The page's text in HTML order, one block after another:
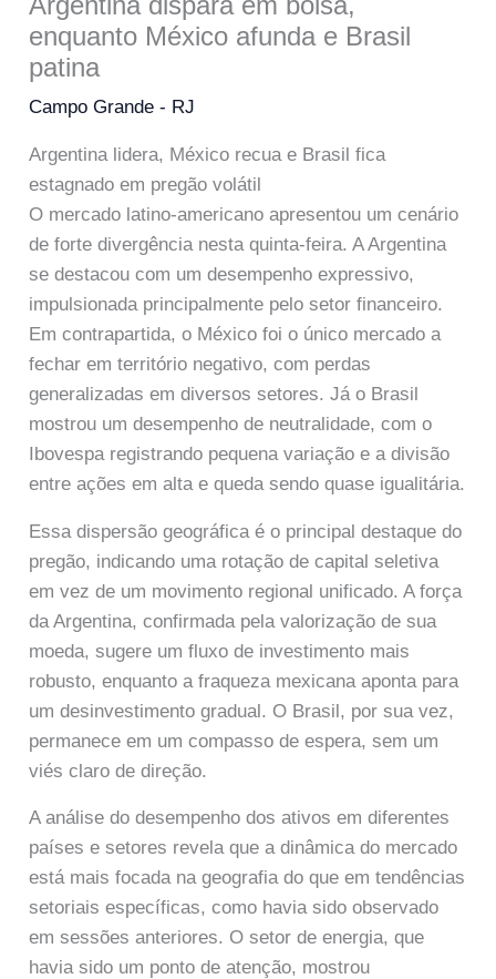
enquanto México afunda e Brasil
patina
Campo Grande - RJ
Argentina lidera, México recua e Brasil fica
estagnado em pregão volátil
O mercado latino-americano apresentou um cenário
de forte divergência nesta quinta-feira. A Argentina
se destacou com um desempenho expressivo,
impulsionada principalmente pelo setor financeiro.
Em contrapartida, o México foi o único mercado a
fechar em território negativo, com perdas
generalizadas em diversos setores. Já o Brasil
mostrou um desempenho de neutralidade, com o
Ibovespa registrando pequena variação e a divisão
entre ações em alta e queda sendo quase igualitária.
Essa dispersão geográfica é o principal destaque do
pregão, indicando uma rotação de capital seletiva
em vez de um movimento regional unificado. A força
da Argentina, confirmada pela valorização de sua
moeda, sugere um fluxo de investimento mais
robusto, enquanto a fraqueza mexicana aponta para
um desinvestimento gradual. O Brasil, por sua vez,
permanece em um compasso de espera, sem um
viés claro de direção.
A análise do desempenho dos ativos em diferentes
países e setores revela que a dinâmica do mercado
está mais focada na geografia do que em tendências
setoriais específicas, como havia sido observado
em sessões anteriores. O setor de energia, que
havia sido um ponto de atenção, mostrou